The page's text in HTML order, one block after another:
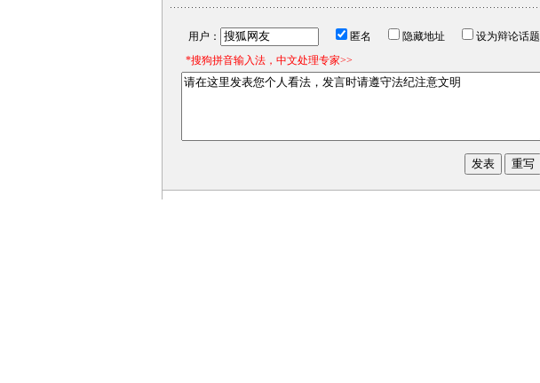
用户： 匿名 隐藏地址
设为辩论话题
*搜狗拼音输入法，中文处理专家>>